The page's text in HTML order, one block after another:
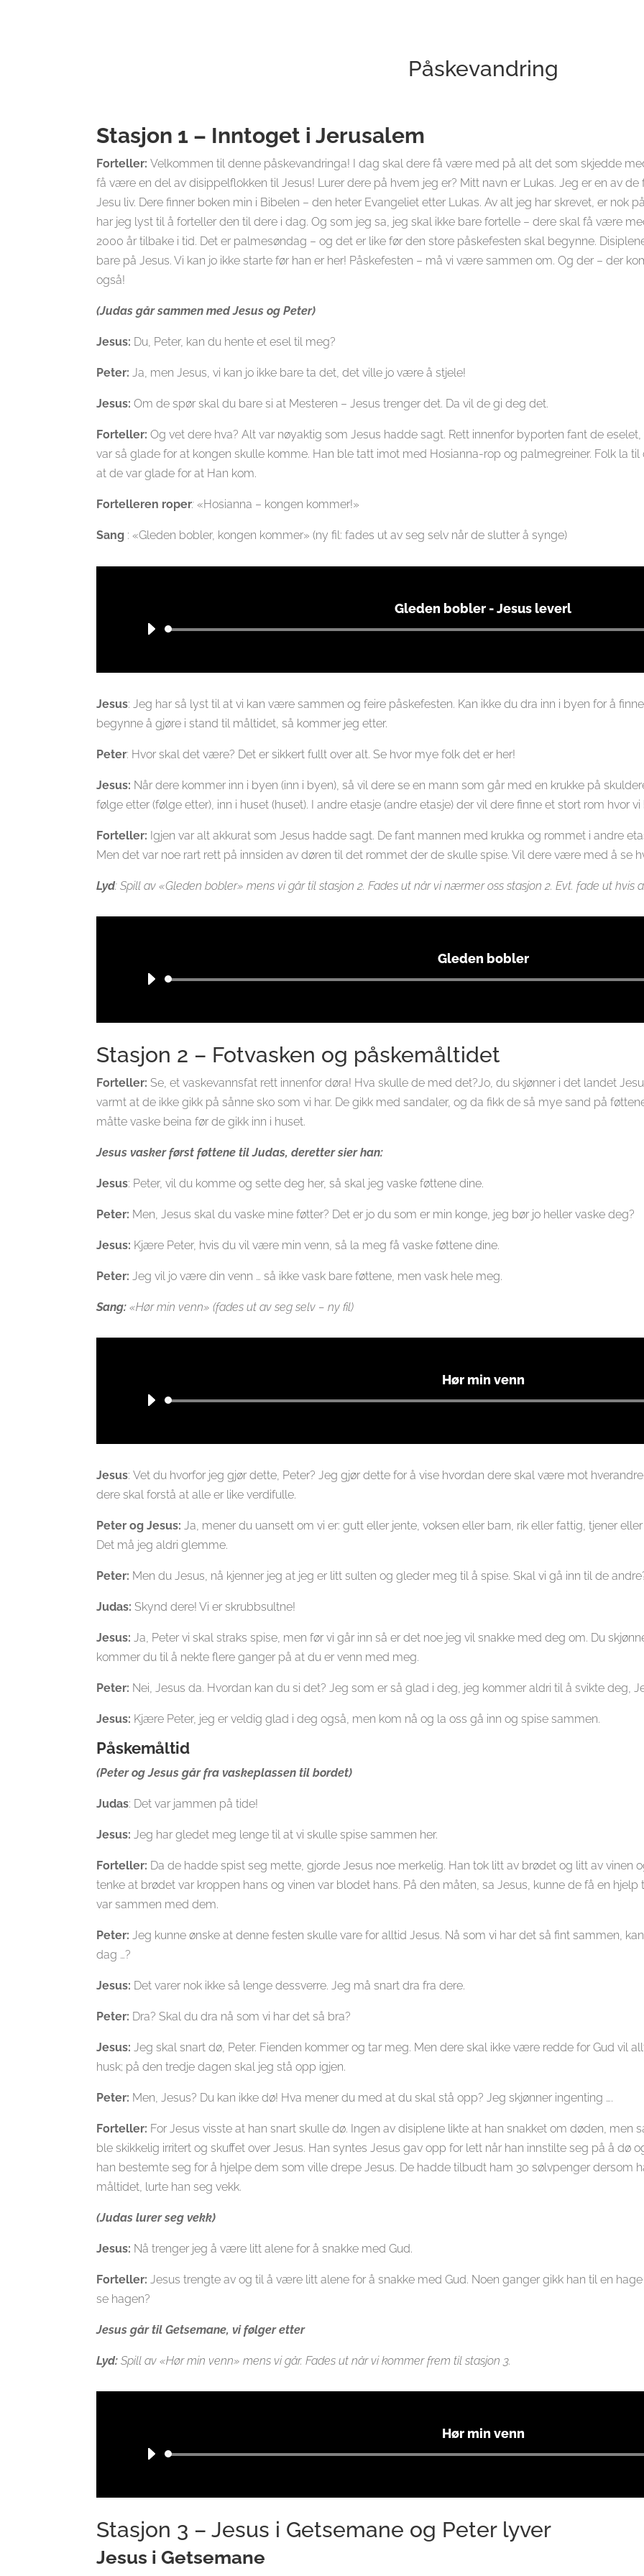
Påskevandring
Stasjon 1 – Inntoget i Jerusalem
Forteller:Velkommen til denne påskevandringa! I dag skal dere få være med på alt det som skjedde
få være en del av disippelflokken til Jesus! Lurer dere på hvem jeg er? Mitt navn er Lukas. Jeg er en av
Jesu liv. Dere finner boken min i Bibelen – den heter Evangeliet etter Lukas. Av alt jeg har skrevet, er nok
har jeg lyst til å forteller den til dere i dag. Og som jeg sa, jeg skal ikke bare fortelle – dere skal få være
2000 år tilbake i tid. Det er palmesøndag – og det er like før den store påskefesten skal begynne.
bare på Jesus. Vi kan jo ikke starte før han er her! Påskefesten – må vi være sammen om. Og der – der
også!
(Judas går sammen med Jesus og Peter)
Jesus: Du, Peter, kan du hente et esel til meg?
Peter: Ja, men Jesus, vi kan jo ikke bare ta det, det ville jo være å stjele!
Jesus:Om de spør skal du bare si at Mesteren – Jesus trenger det. Da vil de gi deg det.
Forteller:Og vet dere hva? Alt var nøyaktig som Jesus hadde sagt. Rett innenfor byporten fant de
var så glade for at kongen skulle komme. Han ble tatt imot med Hosianna-rop og palmegreiner. Folk la
at de var glade for at Han kom.
Fortelleren roper: «Hosianna – kongen kommer!»
Sang : «Gleden bobler, kongen kommer» (ny fil: fades ut av seg selv når de slutter å synge)
Gleden bobler - Jesus leverl
Lydavspiller
Jesus: Jeg har så lyst til at vi kan være sammen og feire påskefesten. Kan ikke du dra inn i byen for å
begynne å gjøre i stand til måltidet, så kommer jeg etter.
Peter: Hvor skal det være? Det er sikkert fullt over alt. Se hvor mye folk det er her!
Jesus: Når dere kommer inn i byen (inn i byen), så vil dere se en mann som går med en krukke på
følge etter (følge etter), inn i huset (huset). I andre etasje (andre etasje) der vil dere finne et stort rom hvor
Forteller: Igjen var alt akkurat som Jesus hadde sagt. De fant mannen med krukka og rommet i andre
Men det var noe rart rett på innsiden av døren til det rommet der de skulle spise. Vil dere være med å se
Lyd: Spill av «Gleden bobler» mens vi går til stasjon 2. Fades ut når vi nærmer oss stasjon 2. Evt. fade ut hvis
Gleden bobler
Lydavspiller
Stasjon 2 – Fotvasken og påskemåltidet
Forteller:Se, et vaskevannsfat rett innenfor døra! Hva skulle de med det?Jo, du skjønner i det landet
varmt at de ikke gikk på sånne sko som vi har. De gikk med sandaler, og da fikk de så mye sand på
måtte vaske beina før de gikk inn i huset.
Jesus vasker først føttene til Judas, deretter sier han:
Jesus: Peter, vil du komme og sette deg her, så skal jeg vaske føttene dine.
Peter: Men, Jesus skal du vaske mine føtter? Det er jo du som er min konge, jeg bør jo heller vaske deg?
Jesus: Kjære Peter, hvis du vil være min venn, så la meg få vaske føttene dine.
Peter: Jeg vil jo være din venn … så ikke vask bare føttene, men vask hele meg.
Sang: «Hør min venn» (fades ut av seg selv – ny fil)
Hør min venn
Lydavspiller
Jesus: Vet du hvorfor jeg gjør dette, Peter? Jeg gjør dette for å vise hvordan dere skal være mot
dere skal forstå at alle er like verdifulle.
Peter og Jesus: Ja, mener du uansett om vi er: gutt eller jente, voksen eller barn, rik eller fattig, tjener
Det må jeg aldri glemme.
Peter: Men du Jesus, nå kjenner jeg at jeg er litt sulten og gleder meg til å spise. Skal vi gå inn til de
Judas:Skynd dere! Vi er skrubbsultne!
Jesus: Ja, Peter vi skal straks spise, men før vi går inn så er det noe jeg vil snakke med deg om. Du
kommer du til å nekte flere ganger på at du er venn med meg.
Peter: Nei, Jesus da. Hvordan kan du si det? Jeg som er så glad i deg, jeg kommer aldri til å svikte deg,
Jesus: Kjære Peter, jeg er veldig glad i deg også, men kom nå og la oss gå inn og spise sammen.
Påskemåltid
(Peter og Jesus går fra vaskeplassen til bordet)
Judas: Det var jammen på tide!
Jesus: Jeg har gledet meg lenge til at vi skulle spise sammen her.
Forteller: Da de hadde spist seg mette, gjorde Jesus noe merkelig. Han tok litt av brødet og litt av vinen
tenke at brødet var kroppen hans og vinen var blodet hans. På den måten, sa Jesus, kunne de få en
var sammen med dem.
Peter: Jeg kunne ønske at denne festen skulle vare for alltid Jesus. Nå som vi har det så fint sammen,
dag …?
Jesus: Det varer nok ikke så lenge dessverre. Jeg må snart dra fra dere.
Peter: Dra? Skal du dra nå som vi har det så bra?
Jesus: Jeg skal snart dø, Peter. Fienden kommer og tar meg. Men dere skal ikke være redde for Gud vil
husk; på den tredje dagen skal jeg stå opp igjen.
Peter: Men, Jesus? Du kan ikke dø! Hva mener du med at du skal stå opp? Jeg skjønner ingenting ….
Forteller: For Jesus visste at han snart skulle dø. Ingen av disiplene likte at han snakket om døden, men
ble skikkelig irritert og skuffet over Jesus. Han syntes Jesus gav opp for lett når han innstilte seg på å dø
han bestemte seg for å hjelpe dem som ville drepe Jesus. De hadde tilbudt ham 30 sølvpenger dersom
måltidet, lurte han seg vekk.
(Judas lurer seg vekk)
Jesus: Nå trenger jeg å være litt alene for å snakke med Gud.
Forteller: Jesus trengte av og til å være litt alene for å snakke med Gud. Noen ganger gikk han til en
se hagen?
Jesus går til Getsemane, vi følger etter
Lyd: Spill av «Hør min venn» mens vi går. Fades ut når vi kommer frem til stasjon 3.
Hør min venn
Lydavspiller
Stasjon 3 – Jesus i Getsemane og Peter lyver
Jesus i Getsemane